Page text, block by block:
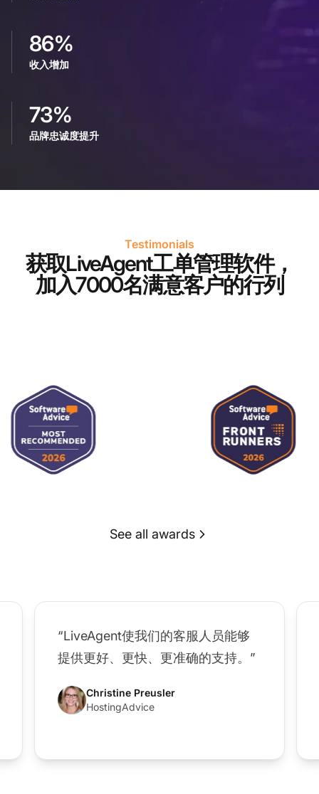
收入增加
86%
品牌忠诚度提升
73%
Testimonials
获取LiveAgent工单管理软件，
加入7000名满意客户的行列
See all awards
“LiveAgent使我们的客服人员能够
提供更好、更快、更准确的支持。”
Christine Preusler
HostingAdvice